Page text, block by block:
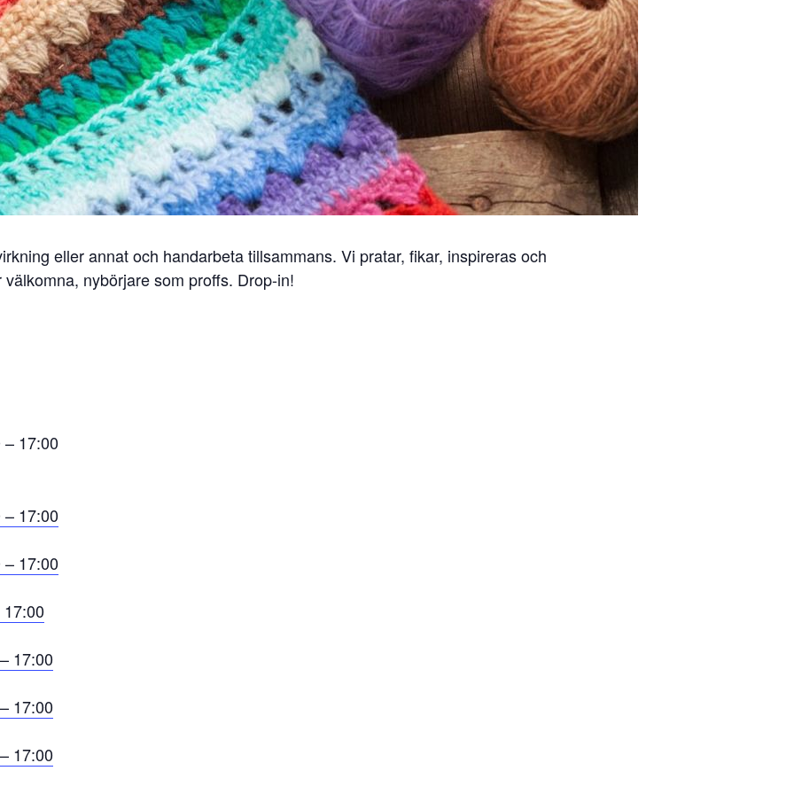
eller annat och handarbeta tillsammans. Vi pratar, fikar, inspireras och
nybörjare som proffs. Drop-in!
17:00
17:00
17:00
17:00
17:00
17:00